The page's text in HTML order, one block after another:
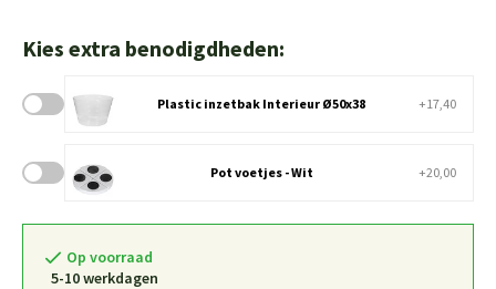
Kies extra benodigdheden:
Plastic inzetbak Interieur Ø50x38 +17,40
Pot voetjes - Wit +20,00
Op voorraad
5-10 werkdagen